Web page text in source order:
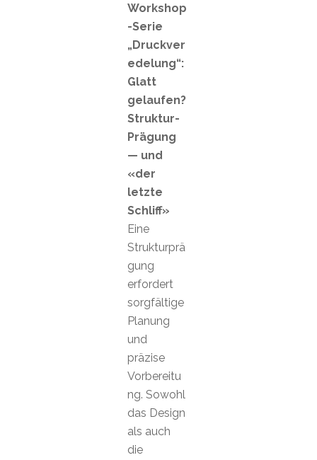
Workshop
-Serie
„Druckver
edelung“:
Glatt
gelaufen?
Struktur-
Prägung
— und
«der
letzte
Schliff»
Eine
Strukturprä
gung
erfordert
sorgfältige
Planung
und
präzise
Vorbereitu
ng. Sowohl
das Design
als auch
die